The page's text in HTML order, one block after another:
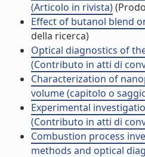
(Articolo in rivista)
Effect of butanol blend
della ricerca)
Optical diagnostics of
(Contributo in atti di
Characterization of
volume (capitolo o
Experimental
(Contributo in atti di
Combustion process
methods and optical